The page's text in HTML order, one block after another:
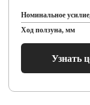
Номинальное
Ход ползуна, мм
Узнать